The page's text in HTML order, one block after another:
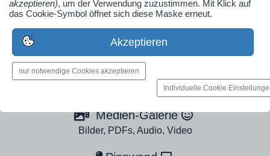
Ob Solo-Selbsständiger, Handwerksbetrieb oder
Industrieunternehmen
Erstelle jetzt ein gratis Firmenprofil für dein Unternehmen:
jetzt registrieren
Medien-Galerie
Bilder, PDFs, Audio, Video
akzeptieren), um der Verwendung zuzustimmen. Mit Klick auf
das Cookie-Symbol öffnet sich diese Maske erneut.
Akzeptieren
nur notwendige Cookies akzeptieren
Individuelle Cookie